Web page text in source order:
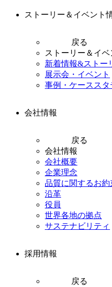
ストーリー＆イベント
戻る
ストーリー＆イベ
新着情報&ストー
展示会・イベント
事例・ケーススタ
会社情報
戻る
会社情報
会社概要
企業理念
品質に関するお約
沿革
役員
世界各地の拠点
サステナビリティ
採用情報
戻る